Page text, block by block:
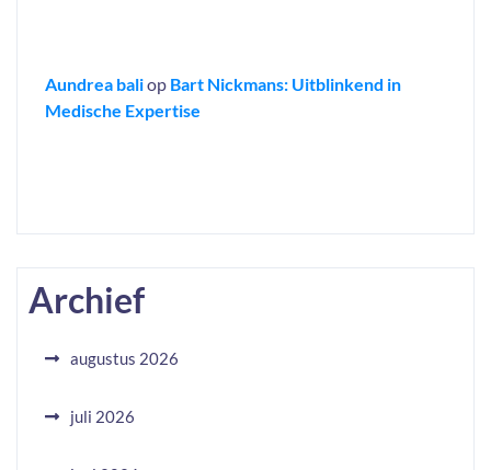
Aundrea baliop Bart Nickmans: Uitblinkend in
Medische Expertise
Archief
augustus 2026
juli 2026